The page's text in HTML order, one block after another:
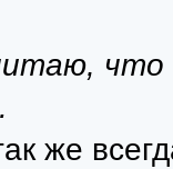
что
же